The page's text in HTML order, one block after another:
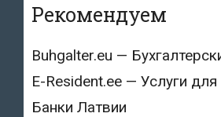
Рекомендуем
Buhgalter.eu —
E-Resident.ee — Услуги
Банки Латвии